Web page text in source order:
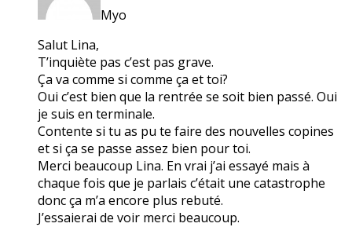
Myo
Salut Lina,
T’inquiète pas c’est pas grave.
Ça va comme si comme ça et toi?
Oui c’est bien que la rentrée se soit bien passé. Oui
je suis en terminale.
Contente si tu as pu te faire des nouvelles copines
et si ça se passe assez bien pour toi.
Merci beaucoup Lina. En vrai j’ai essayé mais à
chaque fois que je parlais c’était une catastrophe
donc ça m’a encore plus rebuté.
J’essaierai de voir merci beaucoup.